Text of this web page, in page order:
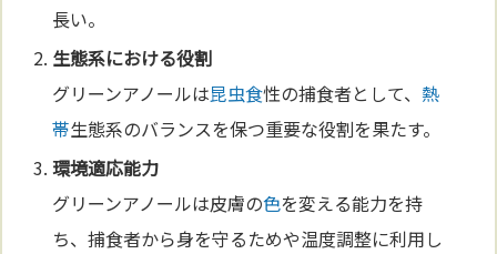
長い。
生態系における役割
グリーンアノールは昆虫食性の捕食者として、熱
帯生態系のバランスを保つ重要な役割を果たす。
環境適応能力
グリーンアノールは皮膚の色を変える能力を持
ち、捕食者から身を守るためや温度調整に利用し